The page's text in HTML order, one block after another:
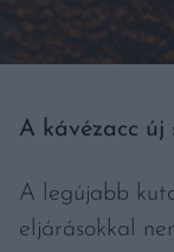
A kávézacc új
A legújabb
eljárásokkal